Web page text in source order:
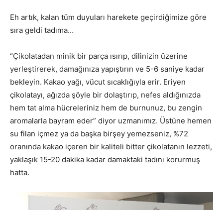
Eh artık, kalan tüm duyuları harekete geçirdiğimize göre
sıra geldi tadıma…
“Çikolatadan minik bir parça ısırıp, dilinizin üzerine
yerleştirerek, damağınıza yapıştırın ve 5-6 saniye kadar
bekleyin. Kakao yağı, vücut sıcaklığıyla erir. Eriyen
çikolatayı, ağızda şöyle bir dolaştırıp, nefes aldığınızda
hem tat alma hücreleriniz hem de burnunuz, bu zengin
aromalarla bayram eder” diyor uzmanımız. Üstüne hemen
su filan içmez ya da başka birşey yemezseniz, %72
oranında kakao içeren bir kaliteli bitter çikolatanın lezzeti,
yaklaşık 15-20 dakika kadar damaktaki tadını korurmuş
hatta.